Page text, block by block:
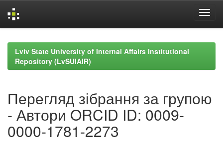
navigationLviv State University of Internal Affairs Institutional
Repository (LvSUIAIR)
Перегляд зібрання за групою
- Автори ORCID ID: 0009-
0000-1781-2273